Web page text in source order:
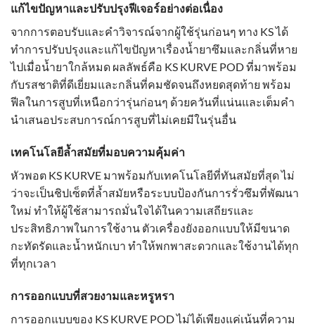
แก้ไขปัญหาและปรับปรุงฟีเจอร์อย่างต่อเนื่อง
จากการตอบรับและคำวิจารณ์จากผู้ใช้รุ่นก่อนๆ ทาง KS ได้
ทำการปรับปรุงและแก้ไขปัญหาเรื่องน้ำยาซึมและกลิ่นที่หาย
ไปเมื่อน้ำยาใกล้หมด ผลลัพธ์คือ KS KURVE POD ที่มาพร้อม
กับรสชาติที่ดีเยี่ยมและกลิ่นที่คมชัดจนถึงหยดสุดท้าย พร้อม
ฟีลในการสูบที่เหนือกว่ารุ่นก่อนๆ ด้วยควันที่แน่นและเต็มคำ
นำเสนอประสบการณ์การสูบที่ไม่เคยมีในรุ่นอื่น
เทคโนโลยีล้ำสมัยที่มอบความคุ้มค่า
หัวพอต KS KURVE มาพร้อมกับเทคโนโลยีที่ทันสมัยที่สุด ไม่
ว่าจะเป็นชิปเซ็ตที่ล้ำสมัยหรือระบบป้องกันการรั่วซึมที่พัฒนา
ใหม่ ทำให้ผู้ใช้สามารถมั่นใจได้ในความเสถียรและ
ประสิทธิภาพในการใช้งาน ตัวเครื่องยังออกแบบให้มีขนาด
กะทัดรัดและน้ำหนักเบา ทำให้พกพาสะดวกและใช้งานได้ทุก
ที่ทุกเวลา
การออกแบบที่สวยงามและหรูหรา
การออกแบบของ KS KURVE POD ไม่ได้เพียงแค่เน้นที่ความ